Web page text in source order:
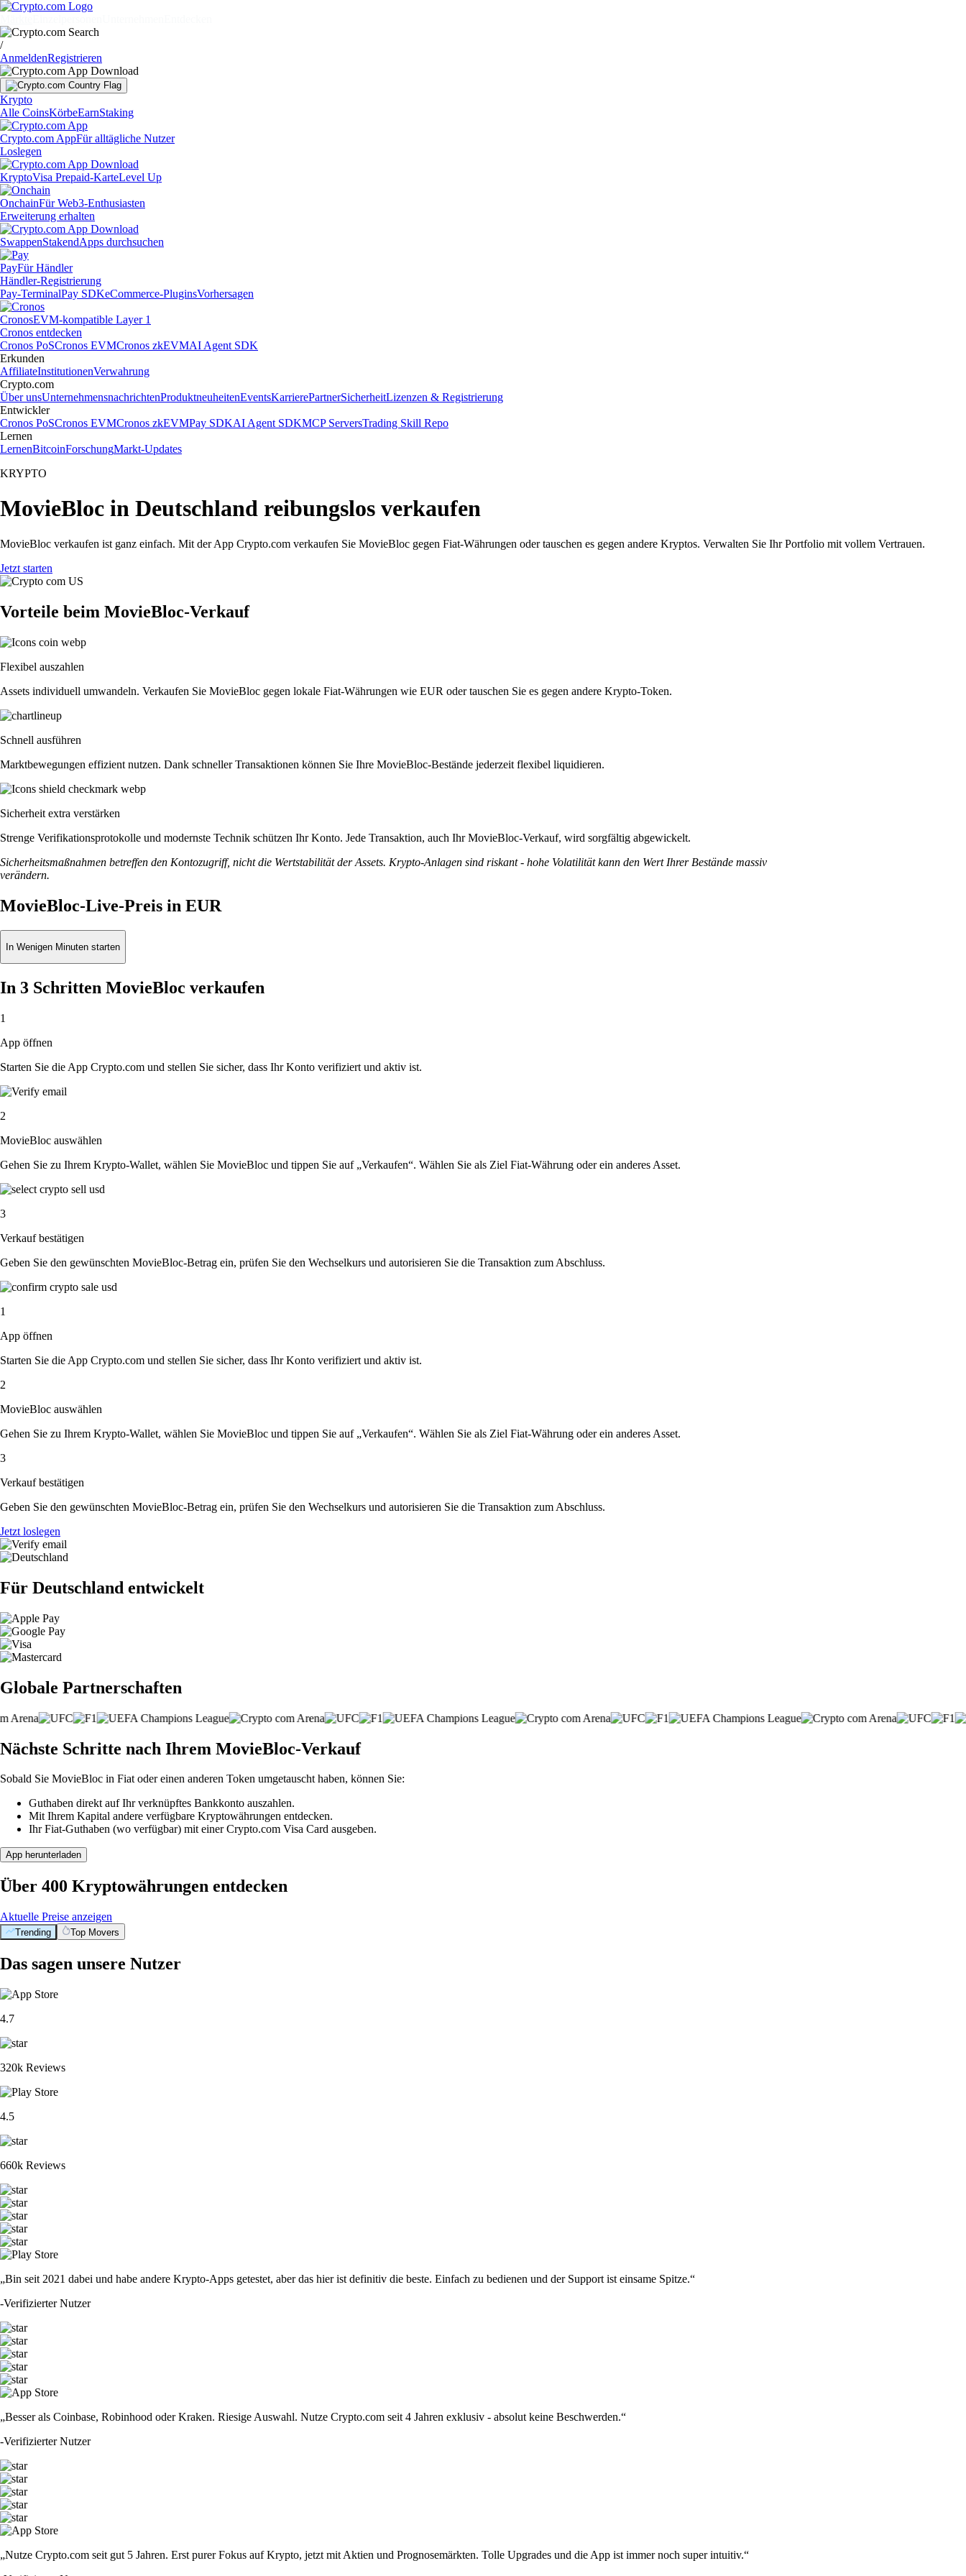
/
AnmeldenRegistrieren
Krypto
Alle CoinsKörbeEarnStaking
Crypto.com AppFür alltägliche Nutzer
Loslegen
KryptoVisa Prepaid-KarteLevel Up
OnchainFür Web3-Enthusiasten
Erweiterung erhalten
SwappenStakendApps durchsuchen
PayFür Händler
Händler-Registrierung
Pay-TerminalPay SDKeCommerce-PluginsVorhersagen
CronosEVM-kompatible Layer 1
Cronos entdecken
Cronos PoSCronos EVMCronos zkEVMAI Agent SDK
Erkunden
AffiliateInstitutionenVerwahrung
Crypto.com
Über unsUnternehmensnachrichtenProduktneuheitenEventsKarrierePartnerSicherheitLizenzen & Registrierung
Entwickler
Cronos PoSCronos EVMCronos zkEVMPay SDKAI Agent SDKMCP ServersTrading Skill Repo
Lernen
LernenBitcoinForschungMarkt-Updates
KRYPTO
MovieBloc in Deutschland reibungslos verkaufen
MovieBloc verkaufen ist ganz einfach. Mit der App Crypto.com verkaufen Sie MovieBloc gegen Fiat-Währungen oder tauschen es gegen andere Kryptos. Verwalten Sie Ihr Portfolio mit vollem Vertrauen.
Jetzt starten
Vorteile beim MovieBloc-Verkauf
Flexibel auszahlen
Assets individuell umwandeln. Verkaufen Sie MovieBloc gegen lokale Fiat-Währungen wie EUR oder tauschen Sie es gegen andere Krypto-Token.
Schnell ausführen
Marktbewegungen effizient nutzen. Dank schneller Transaktionen können Sie Ihre MovieBloc-Bestände jederzeit flexibel liquidieren.
Sicherheit extra verstärken
Strenge Verifikationsprotokolle und modernste Technik schützen Ihr Konto. Jede Transaktion, auch Ihr MovieBloc-Verkauf, wird sorgfältig abgewickelt.
Sicherheitsmaßnahmen betreffen den Kontozugriff, nicht die Wertstabilität der Assets. Krypto-Anlagen sind riskant - hohe Volatilität kann den Wert Ihrer Bestände massiv
verändern.
MovieBloc-Live-Preis in EUR
In Wenigen Minuten starten
In 3 Schritten MovieBloc verkaufen
1
App öffnen
Starten Sie die App Crypto.com und stellen Sie sicher, dass Ihr Konto verifiziert und aktiv ist.
2
MovieBloc auswählen
Gehen Sie zu Ihrem Krypto-Wallet, wählen Sie MovieBloc und tippen Sie auf „Verkaufen“. Wählen Sie als Ziel Fiat-Währung oder ein anderes Asset.
3
Verkauf bestätigen
Geben Sie den gewünschten MovieBloc-Betrag ein, prüfen Sie den Wechselkurs und autorisieren Sie die Transaktion zum Abschluss.
1
App öffnen
Starten Sie die App Crypto.com und stellen Sie sicher, dass Ihr Konto verifiziert und aktiv ist.
2
MovieBloc auswählen
Gehen Sie zu Ihrem Krypto-Wallet, wählen Sie MovieBloc und tippen Sie auf „Verkaufen“. Wählen Sie als Ziel Fiat-Währung oder ein anderes Asset.
3
Verkauf bestätigen
Geben Sie den gewünschten MovieBloc-Betrag ein, prüfen Sie den Wechselkurs und autorisieren Sie die Transaktion zum Abschluss.
Jetzt loslegen
Für Deutschland entwickelt
Globale Partnerschaften
Nächste Schritte nach Ihrem MovieBloc-Verkauf
Sobald Sie MovieBloc in Fiat oder einen anderen Token umgetauscht haben, können Sie:
Guthaben direkt auf Ihr verknüpftes Bankkonto auszahlen.
Mit Ihrem Kapital andere verfügbare Kryptowährungen entdecken.
Ihr Fiat-Guthaben (wo verfügbar) mit einer Crypto.com Visa Card ausgeben.
App herunterladen
Über 400 Kryptowährungen entdecken
Aktuelle Preise anzeigen
Trending Top Movers
Das sagen unsere Nutzer
4.7
320k Reviews
4.5
660k Reviews
„Bin seit 2021 dabei und habe andere Krypto-Apps getestet, aber das hier ist definitiv die beste. Einfach zu bedienen und der Support ist einsame Spitze.“
-Verifizierter Nutzer
„Besser als Coinbase, Robinhood oder Kraken. Riesige Auswahl. Nutze Crypto.com seit 4 Jahren exklusiv - absolut keine Beschwerden.“
-Verifizierter Nutzer
„Nutze Crypto.com seit gut 5 Jahren. Erst purer Fokus auf Krypto, jetzt mit Aktien und Prognosemärkten. Tolle Upgrades und die App ist immer noch super intuitiv.“